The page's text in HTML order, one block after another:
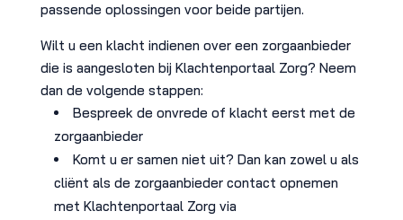
passende oplossingen voor beide partijen.
Wilt u een klacht indienen over een zorgaanbieder
die is aangesloten bij Klachtenportaal Zorg? Neem
dan de volgende stappen:
Bespreek de onvrede of klacht eerst met de
zorgaanbieder
Komt u er samen niet uit? Dan kan zowel u als
cliënt als de zorgaanbieder contact opnemen
met Klachtenportaal Zorg via